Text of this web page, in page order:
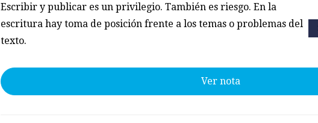
Escribir y publicar es un privilegio. También es riesgo. En la
escritura hay toma de posición frente a los temas o problemas del
texto.
Ver nota